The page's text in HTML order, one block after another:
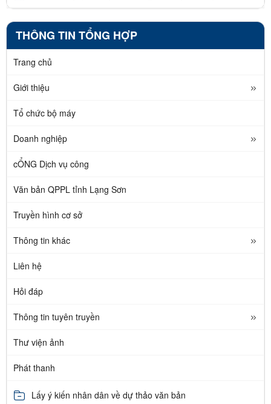
THÔNG TIN TỔNG HỢP
Trang chủ
Giới thiệu
Tổ chức bộ máy
Doanh nghiệp
cỔNG Dịch vụ công
Văn bản QPPL tỉnh Lạng Sơn
Truyền hình cơ sở
Thông tin khác
Liên hệ
Hỏi đáp
Thông tin tuyên truyền
Thư viện ảnh
Phát thanh
Lấy ý kiến nhân dân về dự thảo văn bản